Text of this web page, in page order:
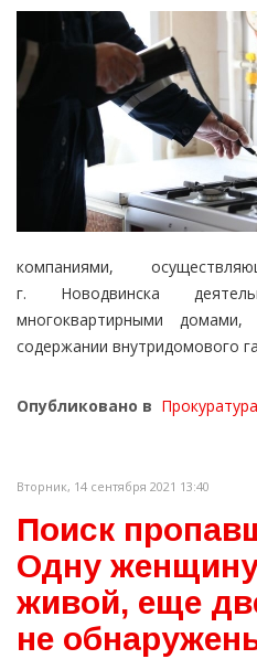
компаниями,
г. Новодвинска
многоквартирными
содержании внутридомового
Опубликовано в Прокуратура
Вторник, 14 сентября 2021 13:40
Поиск
Одну
живой, еще
не